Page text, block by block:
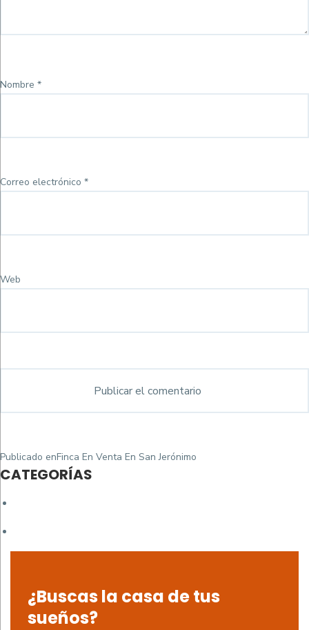
Nombre *
Correo electrónico *
Web
Navegación
de
Publicado enFinca En Venta En San Jerónimo
CATEGORÍAS
¿Buscas la casa de tus
sueños?